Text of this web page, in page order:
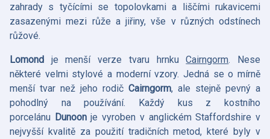
zahrady s tyčícími se topolovkami a liščími rukavicemi
zasazenými mezi růže a jiřiny, vše v různých odstínech
růžové.
Lomond je menší verze tvaru hrnkuCairngorm. Nese
některé velmi stylové a moderní vzory. Jedná se o mírně
menší tvar než jeho rodič Cairngorm, ale stejně pevný a
pohodlný na používání. Každý kus z kostního
porcelánu Dunoonje vyroben v anglickém Staffordshire v
nejvyšší kvalitě za použití tradičních metod, které byly v